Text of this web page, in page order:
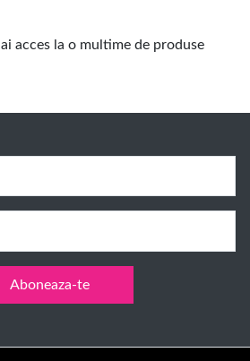
ai acces la o multime de produse
Aboneaza-te